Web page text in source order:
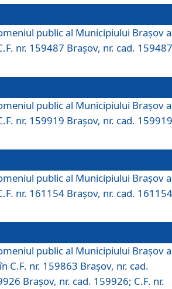
public al Municipiului Braşov a
nr. 159487 Brașov, nr. cad.
public al Municipiului Braşov a
nr. 159919 Brașov, nr. cad.
public al Municipiului Braşov a
nr. 161154 Brașov, nr. cad.
public al Municipiului Braşov a
C.F. nr. 159863 Brașov, nr. cad.
Brașov, nr. cad. 159926; C.F. nr.